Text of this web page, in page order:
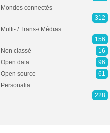
Mondes connectés
312
Multi- / Trans-/ Médias
156
Non classé
16
Open data
96
Open source
61
Personalia
228